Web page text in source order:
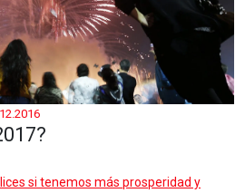
si tenemos más prosperidad y